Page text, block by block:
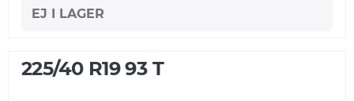
EJ I LAGER
225/40 R19 93 T